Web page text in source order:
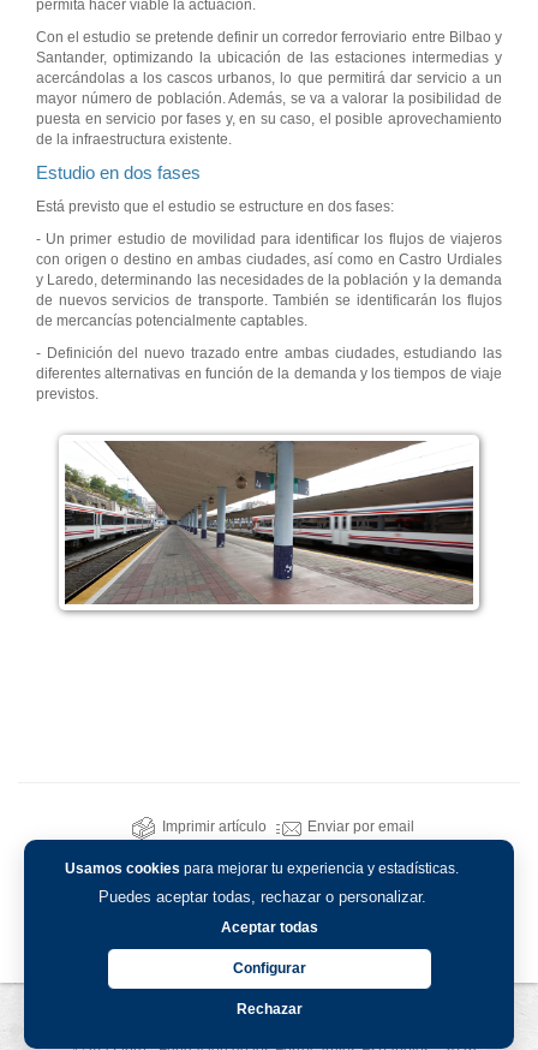
Usamos cookies para mejorar tu experiencia y estadísticas.
Puedes aceptar todas, rechazar o personalizar.
Aceptar todas
Configurar
Rechazar
permita hacer viable la actuación.
Con el estudio se pretende definir un corredor ferroviario entre Bilbao y
Santander, optimizando la ubicación de las estaciones intermedias y
acercándolas a los cascos urbanos, lo que permitirá dar servicio a un
mayor número de población. Además, se va a valorar la posibilidad de
puesta en servicio por fases y, en su caso, el posible aprovechamiento
de la infraestructura existente.
Estudio en dos fases
Está previsto que el estudio se estructure en dos fases:
- Un primer estudio de movilidad para identificar los flujos de viajeros
con origen o destino en ambas ciudades, así como en Castro Urdiales
y Laredo, determinando las necesidades de la población y la demanda
de nuevos servicios de transporte. También se identificarán los flujos
de mercancías potencialmente captables.
- Definición del nuevo trazado entre ambas ciudades, estudiando las
diferentes alternativas en función de la demanda y los tiempos de viaje
previstos.
Imprimir artículo Enviar por email
Política de privacidad